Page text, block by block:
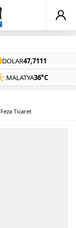
DOLAR47,7111
MALATYA36°C
Feza Ticaret